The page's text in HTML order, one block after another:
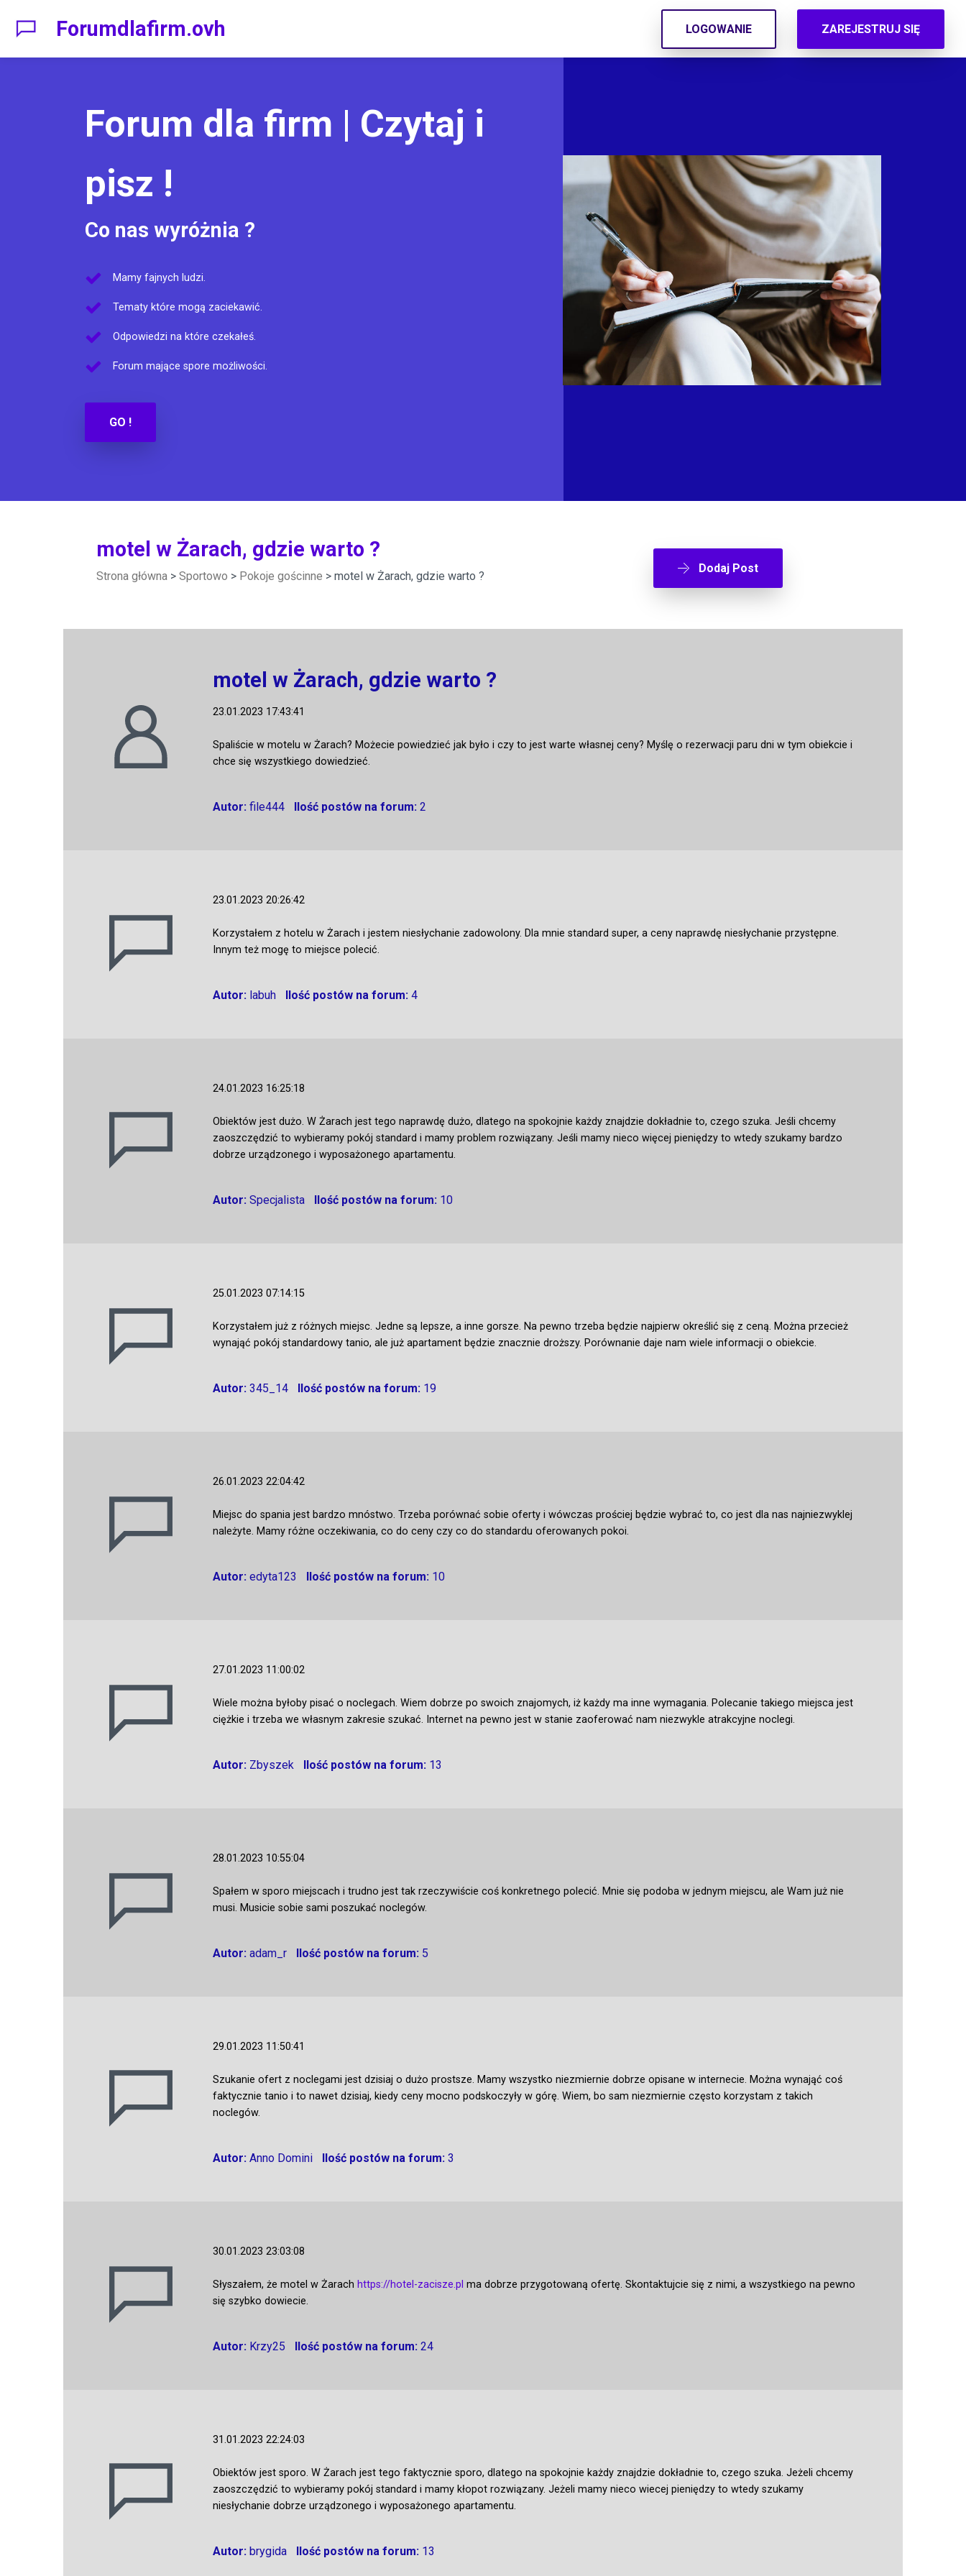
Forumdlafirm.ovh LOGOWANIE ZAREJESTRUJ SIĘ
Forum dla firm | Czytaj i
pisz !
Co nas wyróżnia ?
Mamy fajnych ludzi.
Tematy które mogą zaciekawić.
Odpowiedzi na które czekałeś.
Forum mające spore możliwości.
GO !
motel w Żarach, gdzie warto ?
Strona główna > Sportowo > Pokoje gościnne > motel w Żarach, gdzie warto ?
Dodaj Post
motel w Żarach, gdzie warto ?
23.01.2023 17:43:41
Spaliście w motelu w Żarach? Możecie powiedzieć jak było i czy to jest warte własnej ceny? Myślę o rezerwacji paru dni w tym obiekcie i
chce się wszystkiego dowiedzieć.
Autor: file444 Ilość postów na forum: 2
23.01.2023 20:26:42
Korzystałem z hotelu w Żarach i jestem niesłychanie zadowolony. Dla mnie standard super, a ceny naprawdę niesłychanie przystępne.
Innym też mogę to miejsce polecić.
Autor: labuh Ilość postów na forum:4
24.01.2023 16:25:18
Obiektów jest dużo. W Żarach jest tego naprawdę dużo, dlatego na spokojnie każdy znajdzie dokładnie to, czego szuka. Jeśli chcemy
zaoszczędzić to wybieramy pokój standard i mamy problem rozwiązany. Jeśli mamy nieco więcej pieniędzy to wtedy szukamy bardzo
dobrze urządzonego i wyposażonego apartamentu.
Autor: Specjalista Ilość postów na forum: 10
25.01.2023 07:14:15
Korzystałem już z różnych miejsc. Jedne są lepsze, a inne gorsze. Na pewno trzeba będzie najpierw określić się z ceną. Można przecież
wynająć pokój standardowy tanio, ale już apartament będzie znacznie droższy. Porównanie daje nam wiele informacji o obiekcie.
Autor: 345_14 Ilość postów na forum:19
26.01.2023 22:04:42
Miejsc do spania jest bardzo mnóstwo. Trzeba porównać sobie oferty i wówczas prościej będzie wybrać to, co jest dla nas najniezwyklej
należyte. Mamy różne oczekiwania, co do ceny czy co do standardu oferowanych pokoi.
Autor: edyta123 Ilość postów na forum: 10
27.01.2023 11:00:02
Wiele można byłoby pisać o noclegach. Wiem dobrze po swoich znajomych, iż każdy ma inne wymagania. Polecanie takiego miejsca jest
ciężkie i trzeba we własnym zakresie szukać. Internet na pewno jest w stanie zaoferować nam niezwykle atrakcyjne noclegi.
Autor: Zbyszek Ilość postów na forum:13
28.01.2023 10:55:04
Spałem w sporo miejscach i trudno jest tak rzeczywiście coś konkretnego polecić. Mnie się podoba w jednym miejscu, ale Wam już nie
musi. Musicie sobie sami poszukać noclegów.
Autor: adam_r Ilość postów na forum: 5
29.01.2023 11:50:41
Szukanie ofert z noclegami jest dzisiaj o dużo prostsze. Mamy wszystko niezmiernie dobrze opisane w internecie. Można wynająć coś
faktycznie tanio i to nawet dzisiaj, kiedy ceny mocno podskoczyły w górę. Wiem, bo sam niezmiernie często korzystam z takich
noclegów.
Autor: Anno Domini Ilość postów na forum:3
30.01.2023 23:03:08
Słyszałem, że motel w Żarach https://hotel-zacisze.pl ma dobrze przygotowaną ofertę. Skontaktujcie się z nimi, a wszystkiego na pewno
się szybko dowiecie.
Autor: Krzy25 Ilość postów na forum: 24
31.01.2023 22:24:03
Obiektów jest sporo. W Żarach jest tego faktycznie sporo, dlatego na spokojnie każdy znajdzie dokładnie to, czego szuka. Jeżeli chcemy
zaoszczędzić to wybieramy pokój standard i mamy kłopot rozwiązany. Jeżeli mamy nieco wiecej pieniędzy to wtedy szukamy
niesłychanie dobrze urządzonego i wyposażonego apartamentu.
Autor: brygida Ilość postów na forum:13